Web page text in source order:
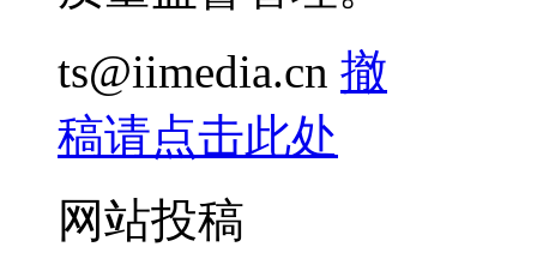
ts@iimedia.cn 撤
稿请点击此处
网站投稿